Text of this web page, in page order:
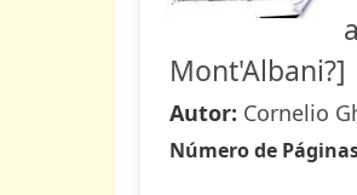
Mont'Albani?]
Autor: Cornelio
Número de